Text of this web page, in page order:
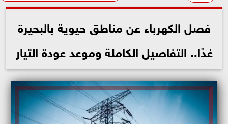
فصل الكهرباء عن مناطق حيوية بالبحيرة
غدًا.. التفاصيل الكاملة وموعد عودة التيار